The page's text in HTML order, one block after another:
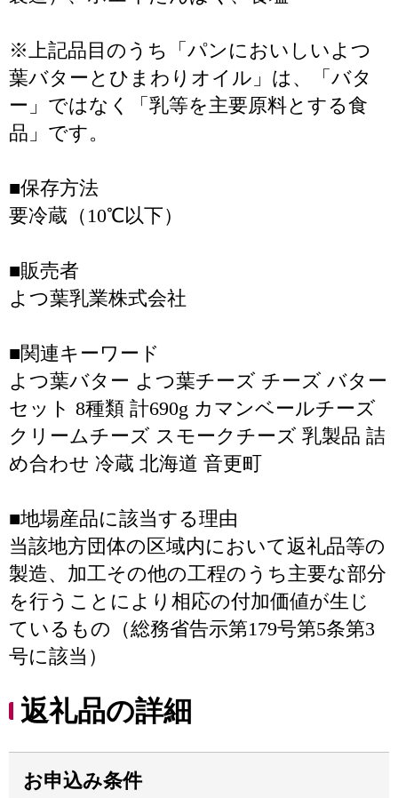
※上記品目のうち「パンにおいしいよつ
葉バターとひまわりオイル」は、「バタ
ー」ではなく「乳等を主要原料とする食
品」です。
■保存方法
要冷蔵（10℃以下）
■販売者
よつ葉乳業株式会社
■関連キーワード
よつ葉バター よつ葉チーズ チーズ バター
セット 8種類 計690g カマンベールチーズ
クリームチーズ スモークチーズ 乳製品 詰
め合わせ 冷蔵 北海道 音更町
■地場産品に該当する理由
当該地方団体の区域内において返礼品等の
製造、加工その他の工程のうち主要な部分
を行うことにより相応の付加価値が生じ
ているもの（総務省告示第179号第5条第3
号に該当）
返礼品の詳細
お申込み条件